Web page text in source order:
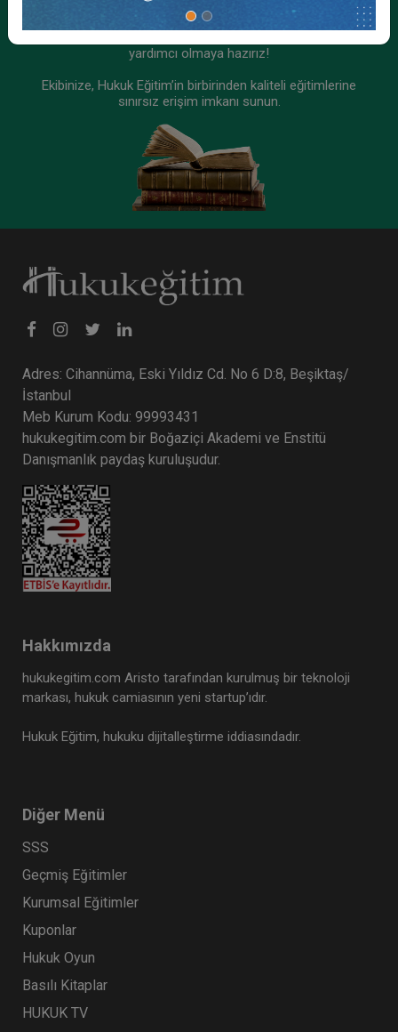
İşçilik Alacakları ve Tazminatları - II - III. İş
Hukuku Kongresi - VIII. Oturum
Sepete Ekle
Tüketici Hukuku Enstitüsü
Sosyal Güvenlik Hukuku - III. İş Hukuku Kongresi
- VI. Oturum
360 TL
Tüketici Hukuku Enstitüsü
Oturum
360 TL
Tüketici Hukuku Enstitüsü
yardımcı olmaya hazırız!
Ekibinize, Hukuk Eğitim’in birbirinden kaliteli eğitimlerine
sınırsız erişim imkanı sunun.
Adres: Cihannüma, Eski Yıldız Cd. No 6 D:8, Beşiktaş/
İstanbul
Meb Kurum Kodu: 99993431
hukukegitim.com bir Boğaziçi Akademi ve Enstitü
Danışmanlık paydaş kuruluşudur.
Hakkımızda
hukukegitim.com Aristo tarafından kurulmuş bir teknoloji
markası, hukuk camiasının yeni startup’ıdır.
Hukuk Eğitim, hukuku dijitalleştirme iddiasındadır.
Diğer Menü
SSS
Geçmiş Eğitimler
Kurumsal Eğitimler
Kuponlar
Hukuk Oyun
Basılı Kitaplar
HUKUK TV